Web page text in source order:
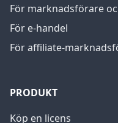
För marknadsförare
För e-handel
För affiliate-
PRODUKT
Köp en licens